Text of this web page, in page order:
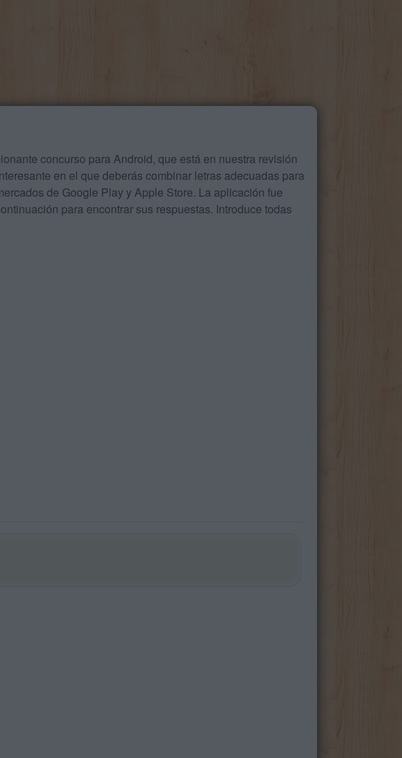
concurso para Android, que está en nuestra revisión
en el que deberás combinar letras adecuadas para
de Google Play y Apple Store. La aplicación fue
para encontrar sus respuestas. Introduce todas